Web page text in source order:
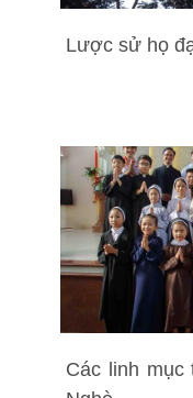
Lược sử họ
Các linh